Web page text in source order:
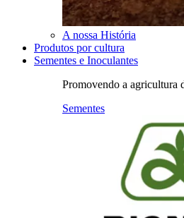
A nossa História
Produtos por cultura
Sementes e Inoculantes
Promovendo a agricultura
Sementes